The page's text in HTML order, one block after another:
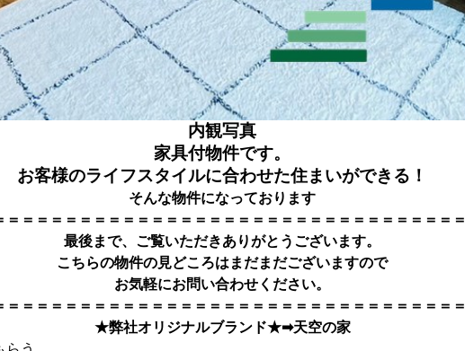
内観写真
家具付物件です。
お客様のライフスタイルに合わせた住まいができる！
そんな物件になっております
＝＝＝＝＝＝＝＝＝＝＝＝＝＝＝＝＝＝＝＝＝＝＝＝＝＝＝＝＝＝＝＝
最後まで、ご覧いただきありがとうございます。
こちらの物件の見どころはまだまだございますので
お気軽にお問い合わせください。
＝＝＝＝＝＝＝＝＝＝＝＝＝＝＝＝＝＝＝＝＝＝＝＝＝＝＝＝＝＝＝＝
★弊社オリジナルブランド★➡天空の家